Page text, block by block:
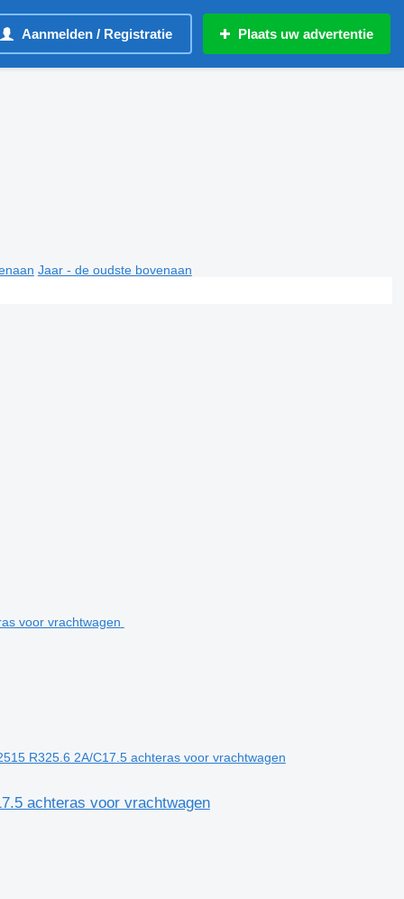
Aanmelden / Registratie Plaats uw advertentie
Jaar - de oudste bovenaan
R325.6 2A/C17.5 achteras voor vrachtwagen
achteras voor vrachtwagen